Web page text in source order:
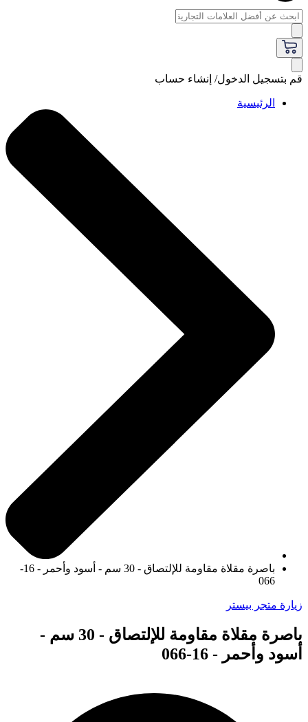
قم بتسجيل الدخول/ إنشاء حساب
الرئيسية
باصرة مقلاة مقاومة للإلتصاق - 30 سم - أسود وأحمر - 16-
066
زيارة متجر بيستر
باصرة مقلاة مقاومة للإلتصاق - 30 سم -
أسود وأحمر - 16-066